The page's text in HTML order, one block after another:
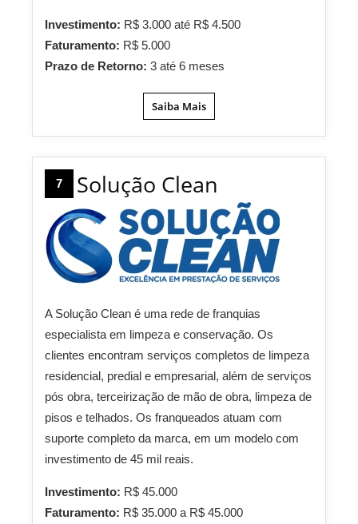
Investimento: R$ 3.000 até R$ 4.500
Faturamento: R$ 5.000
Prazo de Retorno: 3 até 6 meses
Saiba Mais
7 Solução Clean
A Solução Clean é uma rede de franquias
especialista em limpeza e conservação. Os
clientes encontram serviços completos de limpeza
residencial, predial e empresarial, além de serviços
pós obra, terceirização de mão de obra, limpeza de
pisos e telhados. Os franqueados atuam com
suporte completo da marca, em um modelo com
investimento de 45 mil reais.
Investimento: R$ 45.000
Faturamento: R$ 35.000 a R$ 45.000